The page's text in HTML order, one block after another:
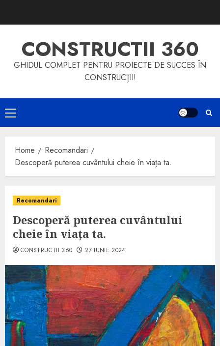
CONSTRUCTII 360
GHIDUL COMPLET PENTRU PROIECTE DE SUCCES ÎN
CONSTRUCȚII!
Primary
Menu
Home
Recomandari
Descoperă puterea cuvântului cheie în viața ta.
Recomandari
Descoperă puterea cuvântului
cheie în viața ta.
CONSTRUCTII 360 27 IUNIE 2024